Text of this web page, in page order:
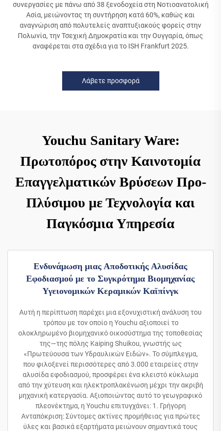
συνεργασίες με πάνω από 38 ξενοδοχεία στη Νοτιοανατολική
Ασία, μειώνοντας τη συντήρηση κατά 60%, καθώς και
αναγνώριση από πολυτελείς αναπτυξιακούς φορείς στην
Πολωνία, την Τσεχική Δημοκρατία και την Ουγγαρία, όπως
αναφέρεται στα σχέδια για το ISH Frankfurt 2025.
Λάβετε προσφορά
Youchu Sanitary Ware:
Πρωτοπόρος στην Καινοτομία
Επαγγελματικών Βρύσεων Προ-
Πλύσιμου με Τεχνολογία και
Παγκόσμια Υπηρεσία
Ενδυνάμωση μιας Αποδοτικής Αλυσίδας
Εφοδιασμού με το Συγκρότημα Βιομηχανίας
Υγειονομικών Κεραμικών Καϊπίνγκ
Αυτή η περίπτωση παρέχει μια εξονυχιστική ανάλυση του
τρόπου με τον οποίο η Youchu αξιοποιεί το
ολοκληρωμένο βιομηχανικό οικοσύστημα της τοποθεσίας
της—της πόλης Kaiping Shuikou, γνωστής ως
«Πρωτεύουσα των Υδραυλικών Ειδών». Το σύμπλεγμα,
που φιλοξενεί περισσότερες από 3.000 εταιρείες στην
αλυσίδα εφοδιασμού, προσφέρει ένα κλειστό κύκλωμα
από την χύτευση και ηλεκτροπλακένωση μέχρι την ακριβή
μηχανική κατεργασία. Αξιοποιώντας αυτό το γεωγραφικό
πλεονέκτημα, η Youchu επιτυγχάνει: 1. Γρήγορη
Ανταπόκριση: Σύντομες ακτίνες προμήθειας για πρώτες
ύλες και βασικά εξαρτήματα μειώνουν σημαντικά τους